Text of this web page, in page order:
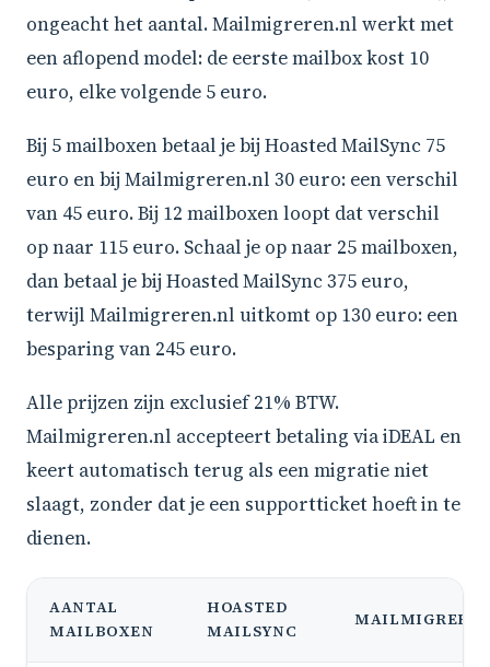
ongeacht het aantal. Mailmigreren.nl werkt met
een aflopend model: de eerste mailbox kost 10
euro, elke volgende 5 euro.
Bij 5 mailboxen betaal je bij Hoasted MailSync 75
euro en bij Mailmigreren.nl 30 euro: een verschil
van 45 euro. Bij 12 mailboxen loopt dat verschil
op naar 115 euro. Schaal je op naar 25 mailboxen,
dan betaal je bij Hoasted MailSync 375 euro,
terwijl Mailmigreren.nl uitkomt op 130 euro: een
besparing van 245 euro.
Alle prijzen zijn exclusief 21% BTW.
Mailmigreren.nl accepteert betaling via iDEAL en
keert automatisch terug als een migratie niet
slaagt, zonder dat je een supportticket hoeft in te
dienen.
AANTAL
MAILBOXEN
HOASTED
MAILSYNC